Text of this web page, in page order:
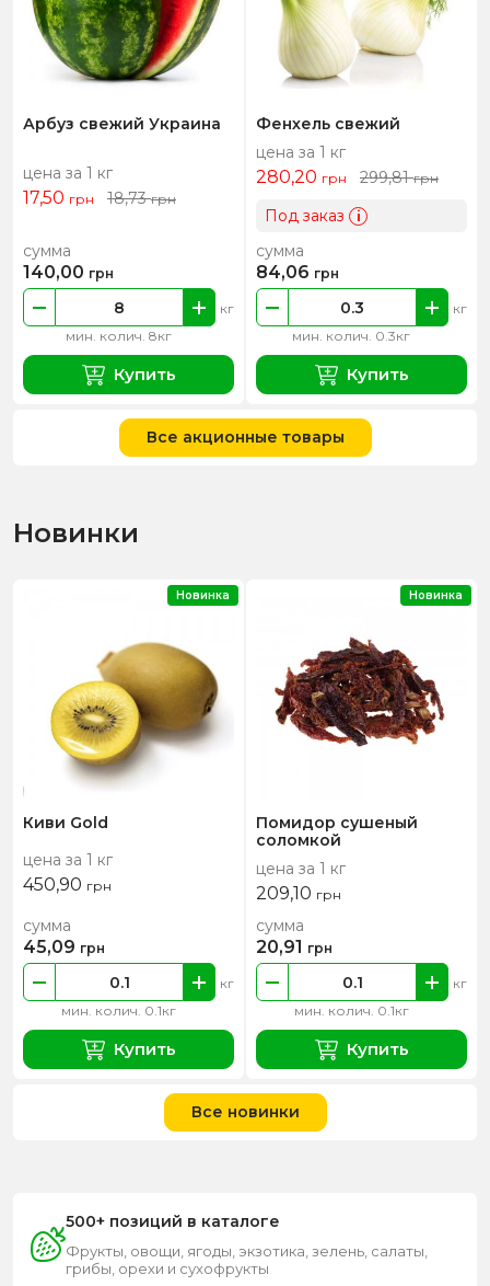
Арбуз свежий Украина
цена за 1 кг
17,50 грн 18,73грн
мин. колич. 8кг
кг
сумма
140,00 грн
Купить
Фенхель свежий
цена за 1 кг
280,20 грн 299,81грн
Под заказ i
мин. колич. 0.3кг
кг
сумма
84,06 грн
Купить
Все акционные товары
Новинки
Киви Gold
цена за 1 кг
450,90 грн
мин. колич. 0.1кг
кг
сумма
45,09 грн
Купить
Новинка
Помидор сушеный
соломкой
цена за 1 кг
209,10 грн
мин. колич. 0.1кг
кг
сумма
20,91 грн
Купить
Новинка
Все новинки
500+ позиций в каталоге
Фрукты, овощи, ягоды, экзотика, зелень, салаты,
грибы, орехи и сухофрукты